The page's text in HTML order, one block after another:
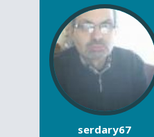
serdary67